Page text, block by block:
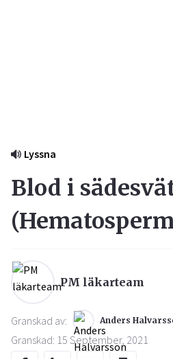
Lyssna
Blod i
(
PM läkarteam
Granskad av: Anders
Granskad: 15 September, 2021